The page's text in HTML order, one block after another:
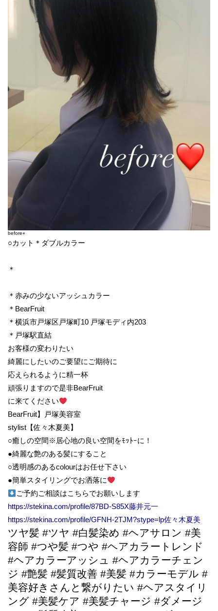
before⭐︎
○カット＊ダブルカラー
＊
＊赤みの少ないアッシュカラー
＊BearFruit
＊横浜市戸塚区戸塚町10 戸塚モディ内203
＊戸塚駅直結
お客様の変わりたい
綺麗にしたいのご要望にご期待に
応えられるように精一杯
頑張りますので是非BearFruit
に来てください
BearFruit】戸塚美容室
stylist【佐々木夏美】
○癒しの空間※居心地の良い空間をﾓｯﾄｰに！
●綺麗な艶のある髪にすること
○透明感のあるcolourはお任せ下さい
●簡単スタイリングでお洒落に
ご予約ご相談はこちらでお願いします
https://stekina.com/profile/87BD-S85X藤井元一
https://stekina.com/profile/GFNH-2TJM?stype=lp佐々木夏美
ツヤ髪 #ツヤ #白髪染め #ヘアサロン #美
容師 #つや髪 #つや #ヘアカラートレンド
#ヘアカラーアッシュ #ヘアカラーチェン
ジ #艶髪 #髪質改善 #美髪 #カラーモデル #
美容好きさんと繋がりたい #ヘアスタイリ
ング #美髪ケア #美髪チャージ #ダメージ